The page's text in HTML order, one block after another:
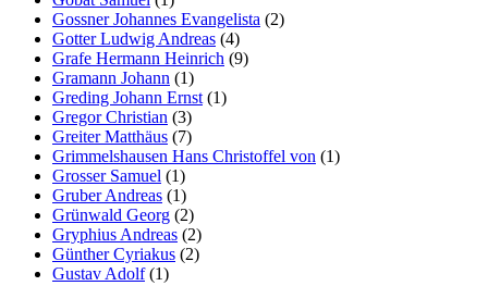
Gossner Johannes Evangelista (2)
Gotter Ludwig Andreas (4)
Grafe Hermann Heinrich (9)
Gramann Johann (1)
Greding Johann Ernst (1)
Gregor Christian (3)
Greiter Matthäus (7)
Grimmelshausen Hans Christoffel von (1)
Grosser Samuel (1)
Gruber Andreas (1)
Grünwald Georg (2)
Gryphius Andreas (2)
Günther Cyriakus (2)
Gustav Adolf(1)